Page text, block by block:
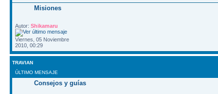
Misiones
Autor: Shikamaru
Viernes, 05 Noviembre
2010, 00:29
TRAVIAN
ÚLTIMO MENSAJE
Consejos y guías